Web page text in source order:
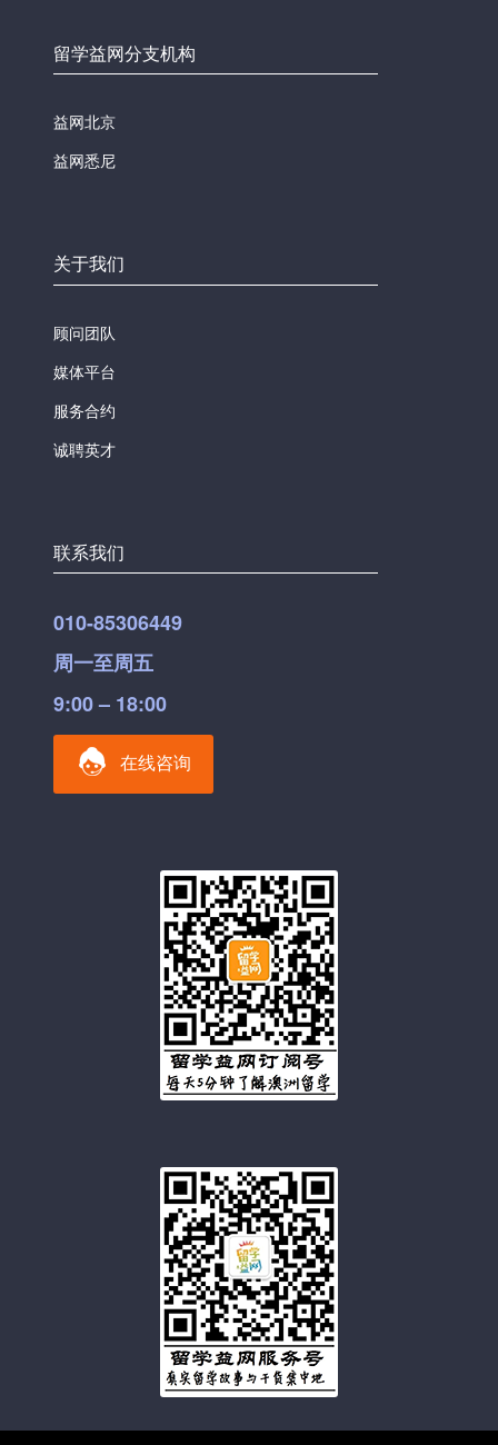
留学益网分支机构
益网北京
益网悉尼
关于我们
顾问团队
媒体平台
服务合约
诚聘英才
联系我们
010-85306449
周一至周五
9:00 – 18:00
在线咨询